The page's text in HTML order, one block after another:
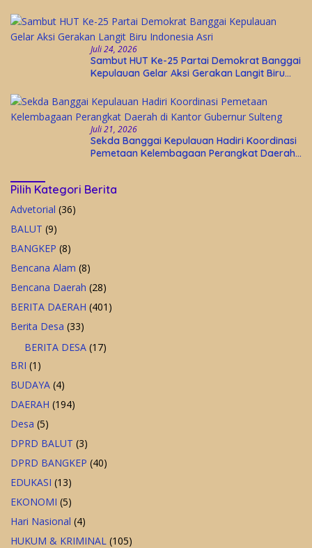
Juli 24, 2026
Sambut HUT Ke-25 Partai Demokrat Banggai
Kepulauan Gelar Aksi Gerakan Langit Biru
Juli 21, 2026
Sekda Banggai Kepulauan Hadiri Koordinasi
Pemetaan Kelembagaan Perangkat Daerah
Pilih Kategori Berita
Advetorial (36)
BALUT (9)
BANGKEP (8)
Bencana Alam (8)
Bencana Daerah (28)
BERITA DAERAH (401)
Berita Desa (33)
BERITA DESA (17)
BRI (1)
BUDAYA (4)
DAERAH (194)
Desa (5)
DPRD BALUT (3)
DPRD BANGKEP (40)
EDUKASI (13)
EKONOMI (5)
Hari Nasional (4)
HUKUM & KRIMINAL (105)